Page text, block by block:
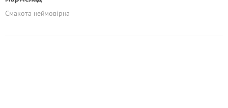
Смакота неймовірна